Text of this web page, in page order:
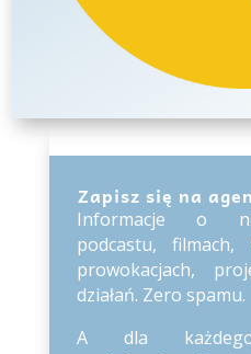
Zapisz się na
Informacje o
podcastu, filmach,
prowokacjach,
działań. Zero spamu.
A dla każdego